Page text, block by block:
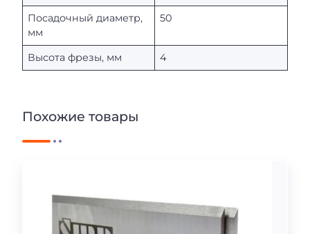
Посадочный диаметр,
мм
50
Высота фрезы, мм 4
Похожие товары